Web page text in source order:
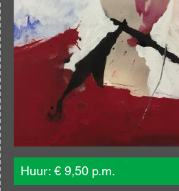
Huur: € 9,50 p.m.